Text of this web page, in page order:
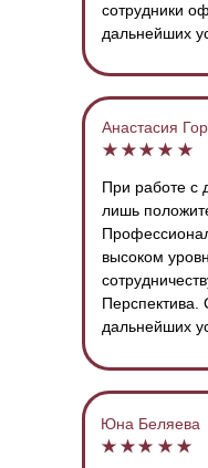
Юна Беляева
Анастасия
При работе с
лишь
высоком
дальнейших
сотрудники
дальнейших